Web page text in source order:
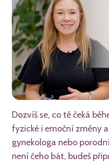
Dozvíš se, co tě čeká
fyzické i emoční změny
gynekologa nebo
není čeho bát, budeš